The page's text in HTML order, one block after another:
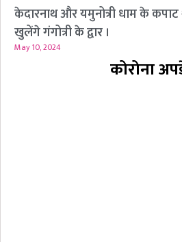
केदारनाथ और यमुनोत्री धाम के कपाट
खुलेंगे गंगोत्री के द्वार ।
May 10, 2024
कोरोना